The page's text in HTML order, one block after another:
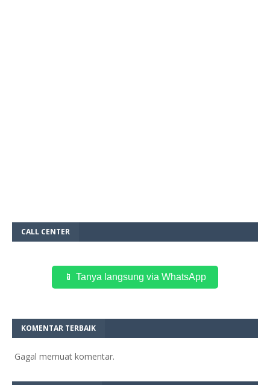
CALL CENTER
📱 Tanya langsung via WhatsApp
KOMENTAR TERBAIK
Gagal memuat komentar.